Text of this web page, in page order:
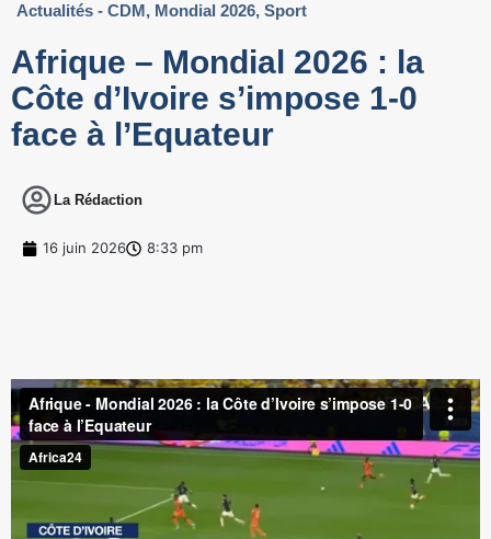
Actualités - CDM, Mondial 2026, Sport
Afrique – Mondial 2026 : la
Côte d’Ivoire s’impose 1-0
face à l’Equateur
La Rédaction
16 juin 2026 8:33 pm